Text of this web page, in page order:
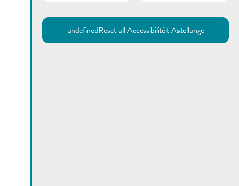
undefinedReset all Accessibilitéit Astellunge